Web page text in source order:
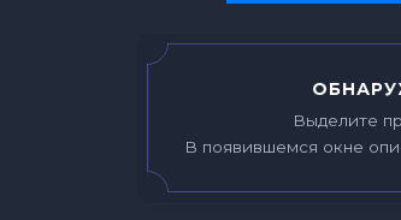
Выделите
В появившемся окне